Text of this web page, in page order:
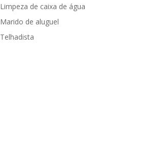
Limpeza de caixa de água
Marido de aluguel
Telhadista